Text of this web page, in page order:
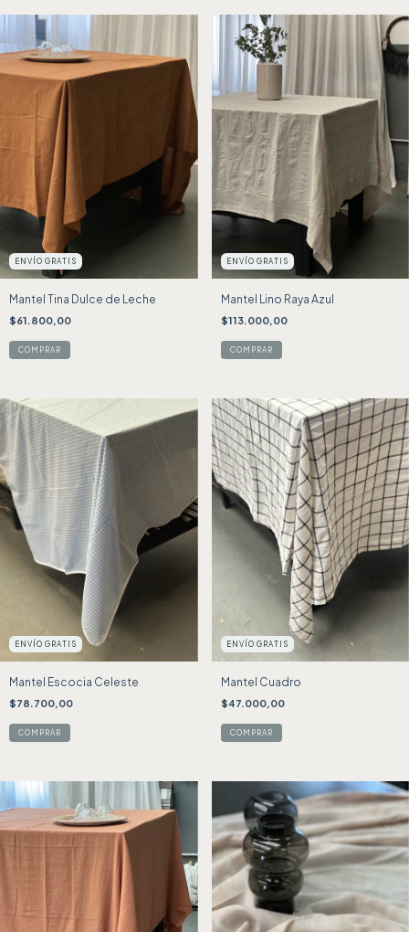
ENVÍO GRATIS
Mantel Tina Dulce de Leche
$61.800,00
ENVÍO GRATIS
Mantel Lino Raya Azul
$113.000,00
ENVÍO GRATIS
Mantel Escocia Celeste
$78.700,00
ENVÍO GRATIS
Mantel Cuadro
$47.000,00